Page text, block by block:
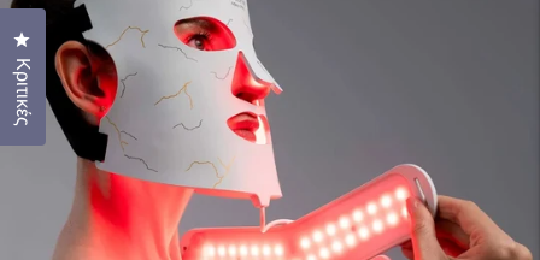
Κριτικές
Κάντε κλικ για να ανοίξετε το παράθυρο κριτικών